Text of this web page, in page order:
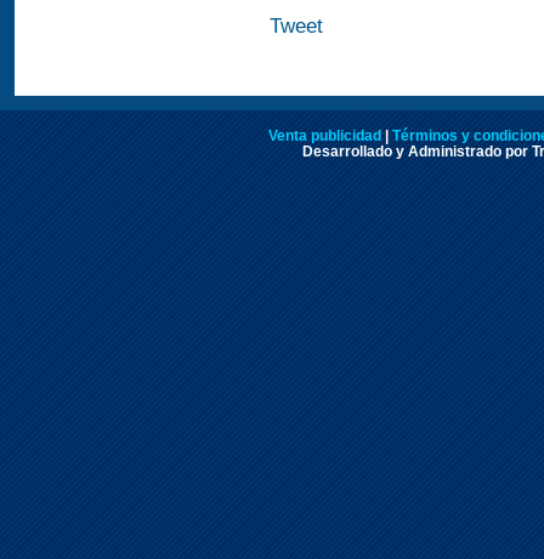
Tweet
Venta publicidad | Términos y
Desarrollado y Administrado por